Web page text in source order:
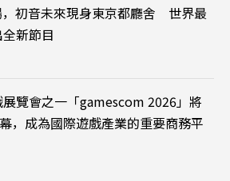
初音未來現身東京都廳舍 世界最
新節目
覽會之一「gamescom 2026」將
，成為國際遊戲產業的重要商務平